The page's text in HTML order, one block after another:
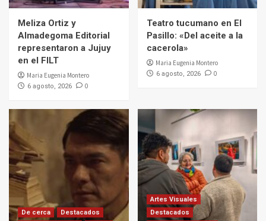
Meliza Ortiz y
Almadegoma Editorial
representaron a Jujuy
en el FILT
Maria Eugenia Montero
6 agosto, 2026 0
Teatro tucumano en El
Pasillo: «Del aceite a la
cacerola»
Maria Eugenia Montero
6 agosto, 2026 0
De cerca
Destacados
Artes Visuales
Destacados